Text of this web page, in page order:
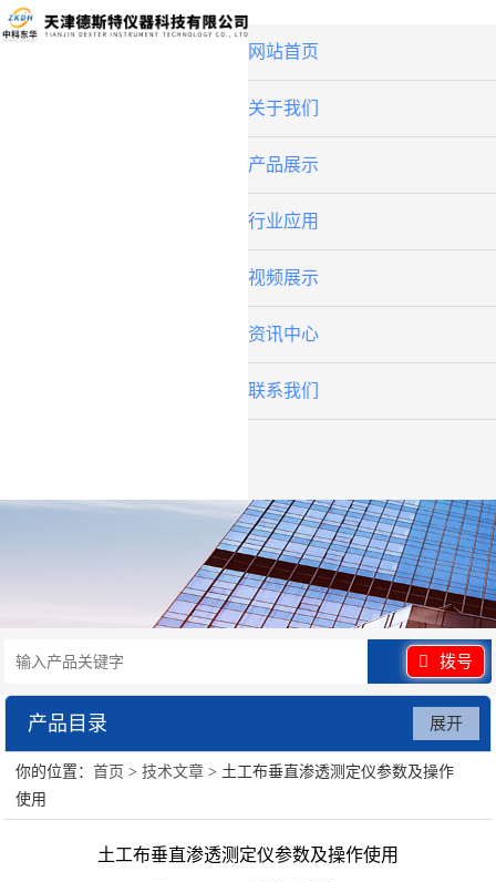
网站首页
关于我们
产品展示
行业应用
视频展示
资讯中心
联系我们
拨号
产品目录
水泥砂浆类试验仪器
展开
你的位置：首页 >技术文章 > 土工布垂直渗透测定仪参数及操作
使用
土工布垂直渗透测定仪参数及操作使用